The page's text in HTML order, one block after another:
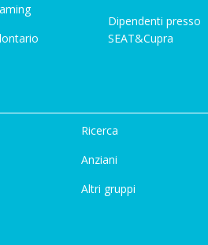
Dipendenti presso
SEAT&Cupra
Ricerca
Anziani
Altri gruppi